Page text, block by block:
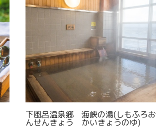
下風呂温泉郷 海峡の湯(しもふろお
んせんきょう かいきょうのゆ)